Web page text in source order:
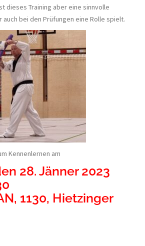
dieses Training aber eine sinnvolle
auch bei den Prüfungen eine Rolle spielt.
Kennenlernen am
28. Jänner 2023
1130, Hietzinger